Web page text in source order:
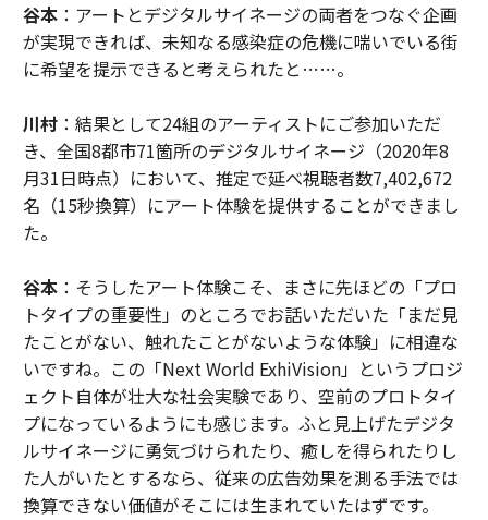
谷本：アートとデジタルサイネージの両者をつなぐ企画
が実現できれば、未知なる感染症の危機に喘いでいる街
に希望を提示できると考えられたと……。
川村：結果として24組のアーティストにご参加いただ
き、全国8都市71箇所のデジタルサイネージ（2020年8
月31日時点）において、推定で延べ視聴者数7,402,672
名（15秒換算）にアート体験を提供することができまし
た。
谷本：そうしたアート体験こそ、まさに先ほどの「プロ
トタイプの重要性」のところでお話いただいた「まだ見
たことがない、触れたことがないような体験」に相違な
いですね。この「Next World ExhiVision」というプロジ
ェクト自体が壮大な社会実験であり、空前のプロトタイ
プになっているようにも感じます。ふと見上げたデジタ
ルサイネージに勇気づけられたり、癒しを得られたりし
た人がいたとするなら、従来の広告効果を測る手法では
換算できない価値がそこには生まれていたはずです。